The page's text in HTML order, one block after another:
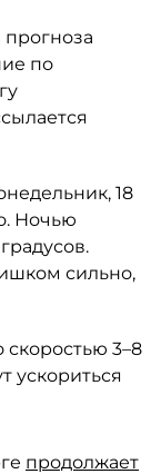
прогноза
по
18
Ночью
сильно,
скоростью 3–8
ускориться
продолжает